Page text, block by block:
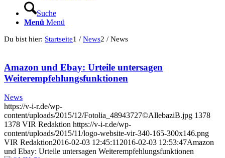
Suche
Menü Menü
Du bist hier: Startseite1 / News2 / News
Amazon und Ebay: Urteile untersagen
Weiterempfehlungsfunktionen
News
https://v-i-r.de/wp-
content/uploads/2015/12/Fotolia_48943727©AllebaziB.jpg 1378
1378 VIR Redaktion https://v-i-r.de/wp-
content/uploads/2015/11/logo-website-vir-340-165-300x146.png
VIR Redaktion2016-02-03 12:45:112016-02-03 12:53:47Amazon
und Ebay: Urteile untersagen Weiterempfehlungsfunktionen